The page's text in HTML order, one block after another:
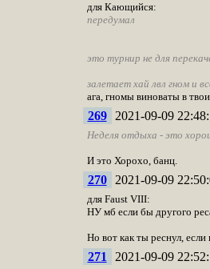
для Кающийся:
передумал
это турнир не для
залетает хай лвл гном и
ага, гномы виноваты в
269 2021-09-09
Неделя отдыха - это
И это Хорохо, банц.
270 2021-09-09
для Faust VIII:
НУ мб если бы другого
Но вот как ты реснул,
271 2021-09-09